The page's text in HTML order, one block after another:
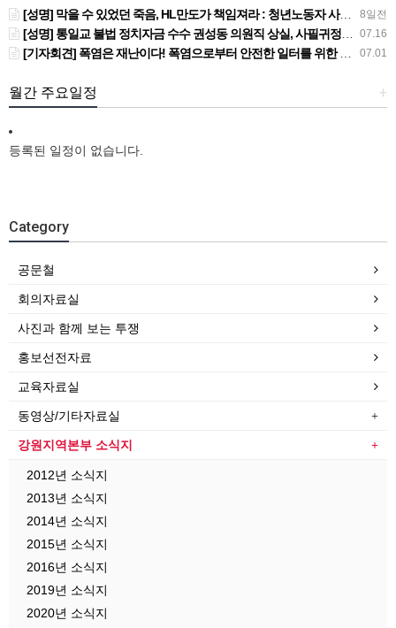
8일전
[성명] 막을 수 있었던 죽음, HL만도가 책임져라 : 청년노동자 사망사고의 철저한 진상규명과 재발방지 대책 마련하라
07.16
[성명] 통일교 불법 정치자금 수수 권성동 의원직 상실, 사필귀정이다
07.01
[기자회견] 폭염은 재난이다! 폭염으로부터 안전한 일터를 위한 민주노총 강원지역본부 폭염감시단 선포 기자회견
+
월간 주요일정
등록된 일정이 없습니다.
Category
공문철
회의자료실
사진과 함께 보는 투쟁
홍보선전자료
교육자료실
동영상/기타자료실
강원지역본부 소식지
2012년 소식지
2013년 소식지
2014년 소식지
2015년 소식지
2016년 소식지
2019년 소식지
2020년 소식지